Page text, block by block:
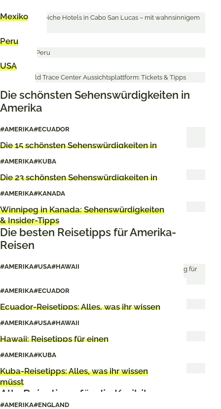
Mexiko
Peru
USA
Die schönsten Sehenswürdigkeiten in
Amerika
#AMERIKA#ECUADOR
Die 15 schönsten Sehenswürdigkeiten in
#AMERIKA#KUBA
Die 23 schönsten Sehenswürdigkeiten in
#AMERIKA#KANADA
Winnipeg in Kanada: Sehenswürdigkeiten
& Insider-Tipps
Die besten Reisetipps für Amerika-
Reisen
#AMERIKA#USA#HAWAII
#AMERIKA#ECUADOR
Ecuador-Reisetipps: Alles, was ihr wissen
#AMERIKA#USA#HAWAII
Hawaii: Reisetipps für einen
#AMERIKA#KUBA
Kuba-Reisetipps: Alles, was ihr wissen
müsst
Alle Reisetipps für die Karibik
#AMERIKA#ENGLAND